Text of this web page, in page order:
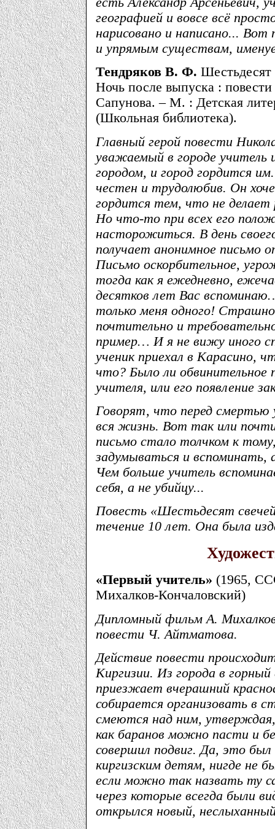
географией и вовсе всё
нарисовано и написано...
и упрямым существам,
Тендряков В. Ф. Шестьдесят
Ночь после выпуска :
Сапунова. – М. : Детская
(Школьная библиотека).
Главный герой повести
уважаемый в городе учитель
городом, и город гордится
честен и трудолюбив. Он
гордится тем, что не
Но что-то при всех его
насторожиться. В день
получает анонимное письмо
Письмо оскорбительное,
тогда как я ежедневно,
десятков лет Вас
только меня одного!
почтительно и
пример… И я не вижу иного
ученик приехал в Карасино,
что? Было ли обвинительное
учителя, или его появление
Говорят, что перед смертью
вся жизнь. Вот так или
письмо стало толчком к
задумываться и вспоминать,
Чем больше учитель
себя, а не убийцу...
Повесть «Шестьдесят
течение 10 лет. Она была
«Первый учитель» (1965,
Михалков-Кончаловский)
Дипломный фильм А.
повести Ч. Айтматова.
Действие повести
Киргизии. Из города в горный
приезжает вчерашний
собирается организовать в
смеются над ним,
как баранов можно пасти и
совершил подвиг. Да, это
киргизским детям, нигде не
если можно так назвать ту
через которые всегда были
открылся новый,